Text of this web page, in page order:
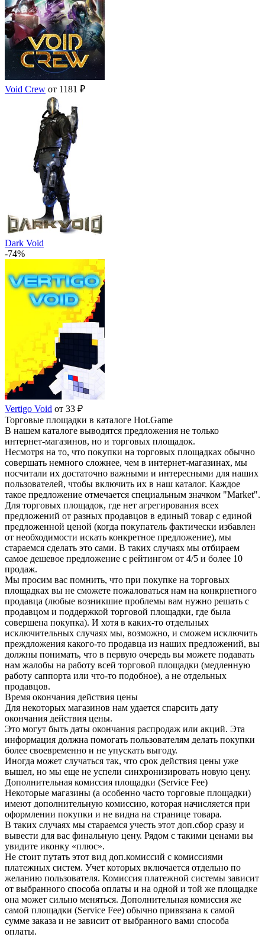
Void Crew от 1181 ₽
Dark Void
-74%
Vertigo Void от 33 ₽
Торговые площадки в каталоге Hot.Game
В нашем каталоге выводятся предложения не только
интернет-магазинов, но и торговых площадок.
Несмотря на то, что покупки на торговых площадках обычно
совершать немного сложнее, чем в интернет-магазинах, мы
посчитали их достаточно важными и интересными для наших
пользователей, чтобы включить их в наш каталог. Каждое
такое предложение отмечается специальным значком "Market".
Для торговых площадок, где нет агрегирования всех
предложений от разных продавцов в единый товар с единой
предложенной ценой (когда покупатель фактически избавлен
от необходимости искать конкретное предложение), мы
стараемся сделать это сами. В таких случаях мы отбираем
самое дешевое предложение с рейтингом от 4/5 и более 10
продаж.
Мы просим вас помнить, что при покупке на торговых
площадках вы не сможете пожаловаться нам на конкрнетного
продавца (любые возникшие проблемы вам нужно решать с
продавцом и поддержкой торговой площадки, где была
совершена покупка). И хотя в каких-то отдельных
исключительных случаях мы, возможно, и сможем исключить
преждложения какого-то продавца из наших предложений, вы
должны понимать, что в первую очередь вы можете подавать
нам жалобы на работу всей торговой площадки (медленную
работу саппорта или что-то подобное), а не отдельных
продавцов.
Время окончания действия цены
Для некоторых магазинов нам удается спарсить дату
окончания действия цены.
Это могут быть даты окончания распродаж или акций. Эта
информация должна помогать пользователям делать покупки
более своевременно и не упускать выгоду.
Иногда может случаться так, что срок действия цены уже
вышел, но мы еще не успели синхронизировать новую цену.
Дополнительная комиссия площадки (Service Fee)
Некоторые магазины (а особенно часто торговые площадки)
имеют дополнительную комиссию, которая начисляется при
оформлении покупки и не видна на странице товара.
В таких случаях мы стараемся учесть этот доп.сбор сразу и
вывести для вас финальную цену. Рядом с такими ценами вы
увидите иконку «плюс».
Не стоит путать этот вид доп.комиссий с комиссиями
платежных систем. Учет которых включается отдельно по
желанию пользователя. Комиссия платежной системы зависит
от выбранного способа оплаты и на одной и той же площадке
она может сильно меняться. Дополнительная комиссия же
самой площадки (Service Fee) обычно привязана к самой
сумме заказа и не зависит от выбранного вами способа
оплаты.